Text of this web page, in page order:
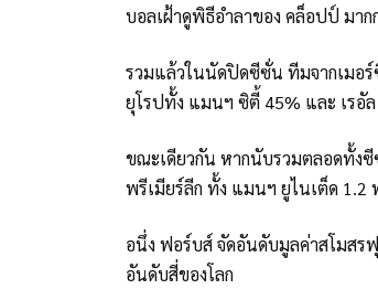
บอลเฝ้าดูพิธีอำลาของ คล็อปป์ มา
รวมแล้วในนัดปิดซีซั่น ทีมจากเมอ
ยุโรปทั้ง แมนฯ ซิตี้ 45% และ เรอั
ขณะเดียวกัน หากนับรวมตลอดทั้ง
พรีเมียร์ลีก ทั้ง แมนฯ ยูไนเต็ด
อนึ่ง ฟอร์บส์ จัดอันดับมูลค่าสโมสร
อันดับสี่ของโลก